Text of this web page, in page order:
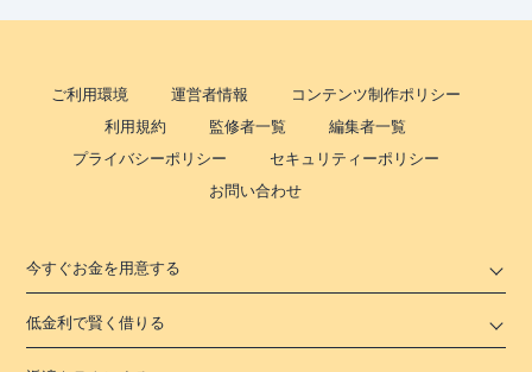
ご利用環境 運営者情報
コンテンツ制作ポリシー
利用規約
監修者一覧
編集者一覧
プライバシーポリシー
セキュリティーポリシー
お問い合わせ
今すぐお金を用意する
低金利で賢く借りる